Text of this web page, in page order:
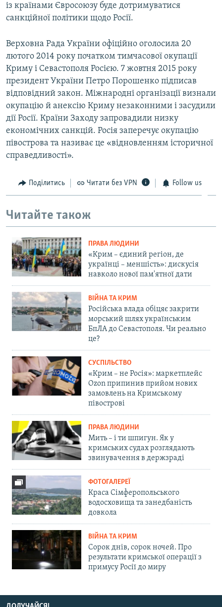
із країнами Євросоюзу буде дотримуватися
санкційної політики щодо Росії.
Верховна Рада України офіційно оголосила 20
лютого 2014 року початком тимчасової окупації
Криму і Севастополя Росією. 7 жовтня 2015 року
президент України Петро Порошенко підписав
відповідний закон. Міжнародні організації визнали
окупацію й анексію Криму незаконними і засудили
дії Росії. Країни Заходу запровадили низку
економічних санкцій. Росія заперечує окупацію
півострова та називає це «відновленням історичної
справедливості».
Поділитись Читати без VPN Follow us
Читайте також
ПРАВА ЛЮДИНИ
«Крим – єдиний регіон, де
українці – меншість»: дискусія
навколо нової пам'ятної дати
ВІЙНА ТА КРИМ
Російська влада обіцяє закрити
морський шлях українським
БпЛА до Севастополя. Чи реально
це?
СУСПІЛЬСТВО
«Крим – не Росія»: маркетплейс
Ozon припинив прийом нових
замовлень на Кримському
півострові
ПРАВА ЛЮДИНИ
Мить – і ти шпигун. Як у
кримських судах розглядають
звинувачення в держзраді
ФОТОГАЛЕРЕЇ
Краса Сімферопольського
водосховища та занедбаність
довкола
ВІЙНА ТА КРИМ
Сорок днів, сорок ночей. Про
результати кримської операції з
примусу Росії до миру